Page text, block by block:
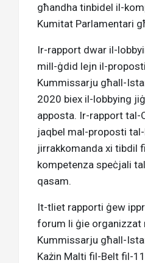
għandha tinbidel il-
Kumitat Parlamentari
Ir-rapport dwar il-
mill-ġdid lejn il-
Kummissarju għall-
2020 biex il-lobbying
apposta. Ir-rapport tal-
jaqbel mal-proposti
jirrakkomanda xi tibdil
kompetenza speċjali
qasam.
It-tliet rapporti ġew
forum li ġie organizzat
Kummissarju għall-
Każin Malti fil-Belt fil-